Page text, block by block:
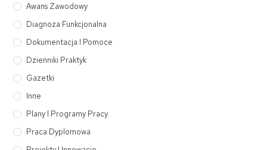
Awans Zawodowy
Diagnoza Funkcjonalna
Dokumentacja I Pomoce
Dzienniki Praktyk
Gazetki
Inne
Plany I Programy Pracy
Praca Dyplomowa